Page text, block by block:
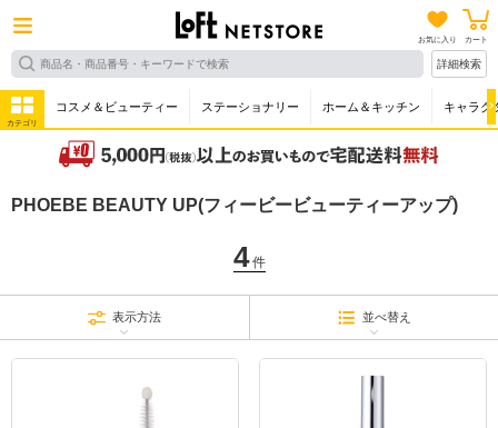
お気に入り カート
詳細検索
カテゴリ
コスメ＆ビューティー ステーショナリー ホーム＆キッチン キャラク
PHOEBE BEAUTY UP(フィービービューティーアップ)
4件
表示方法 並べ替え